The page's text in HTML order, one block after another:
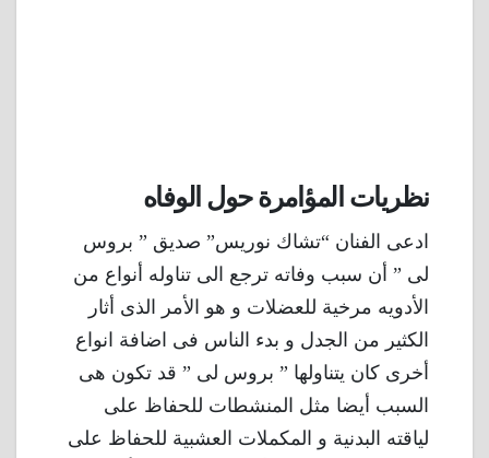
نظريات المؤامرة حول الوفاه
ادعى الفنان “تشاك نوريس” صديق ” بروس
لى ” أن سبب وفاته ترجع الى تناوله أنواع من
الأدويه مرخية للعضلات و هو الأمر الذى أثار
الكثير من الجدل و بدء الناس فى اضافة انواع
أخرى كان يتناولها ” بروس لى ” قد تكون هى
السبب أيضا مثل المنشطات للحفاظ على
لياقته البدنية و المكملات العشبية للحفاظ على